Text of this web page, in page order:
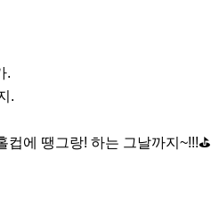
.
.
컵에 땡그랑! 하는 그날까지~!!!⛳